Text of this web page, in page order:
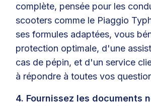
complète, pensée pour les
scooters comme le Piaggio
ses formules adaptées, vous
protection optimale, d'une
cas de pépin, et d'un service
à répondre à toutes vos
4. Fournissez les documents